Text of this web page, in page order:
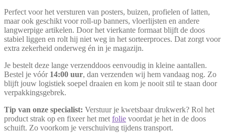
Perfect voor het versturen van posters, buizen, profielen of latten,
maar ook geschikt voor roll-up banners, vloerlijsten en andere
langwerpige artikelen. Door het vierkante formaat blijft de doos
stabiel liggen en rolt hij niet weg in het sorteerproces. Dat zorgt voor
extra zekerheid onderweg én in je magazijn.
Je bestelt deze lange verzenddoos eenvoudig in kleine aantallen.
Bestel je vóór 14:00 uur, dan verzenden wij hem vandaag nog. Zo
blijft jouw logistiek soepel draaien en kom je nooit stil te staan door
verpakkingsgebrek.
Tip van onze specialist: Verstuur je kwetsbaar drukwerk? Rol het
product strak op en fixeer het met folie voordat je het in de doos
schuift. Zo voorkom je verschuiving tijdens transport.